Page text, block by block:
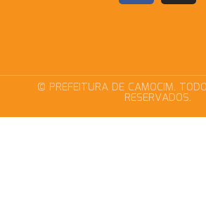
© PREFEITURA DE CAMOCIM.
RESERVADOS.